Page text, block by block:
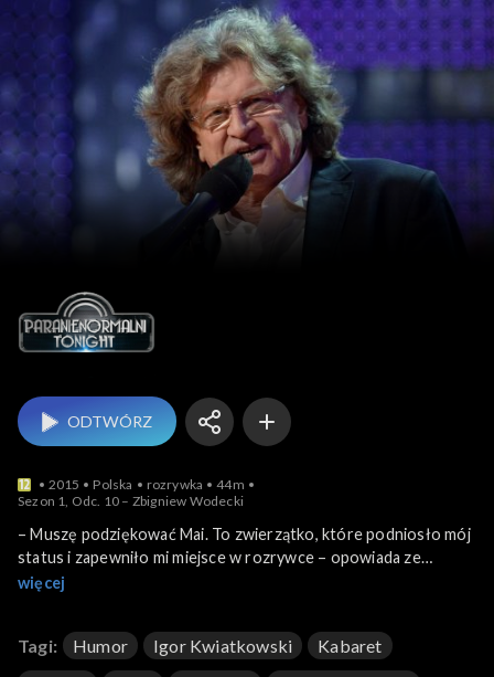
Paranienormalni Tonight
ODTWÓRZ
2015 Polska rozrywka
44m
Sezon 1, Odc. 10 – Zbigniew Wodecki
– Muszę podziękować Mai. To zwierzątko, które podniosło mój
status i zapewniło mi miejsce w rozrywce – opowiada ze
śmiechem Zbigniew Wodecki. Wybitny artysta opowiada o
niesamowitych włosów.
więcej
Tagi: Humor Igor Kwiatkowski
Kabaret